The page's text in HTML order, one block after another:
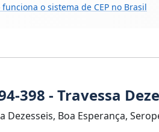
o sistema de CEP no Brasil
398 - Travessa
Dezesseis, Boa Esperança,